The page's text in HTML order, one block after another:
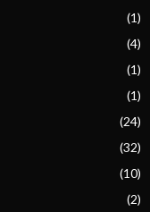
(1)
(4)
(1)
(1)
(24)
(32)
(10)
(2)